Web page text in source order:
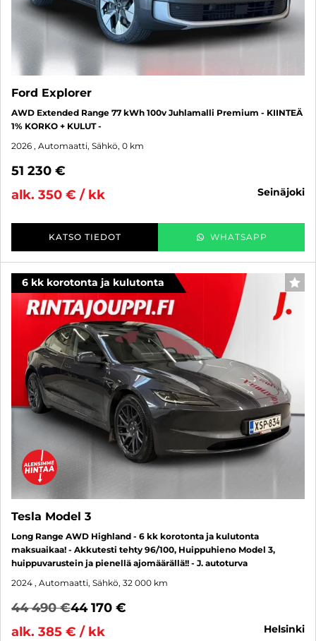
Ford Explorer
AWD Extended Range 77 kWh 100v Juhlamalli Premium - KIINTEÄ
1% KORKO + KULUT -
2026 , Automaatti, Sähkö, 0 km
51 230 €
alk. 350 € / kk
seinäjoki
KATSO TIEDOT WHATSAPP
6 kk korotonta ja kulutonta
Tesla Model 3
Long Range AWD Highland - 6 kk korotonta ja kulutonta
maksuaikaa! - Akkutesti tehty 96/100, Huippuhieno Model 3,
huippuvarustein ja pienellä ajomäärällä!! - J. autoturva
2024 , Automaatti, Sähkö, 32 000 km
44 490 €44 170 €
alk. 385 € / kk
helsinki